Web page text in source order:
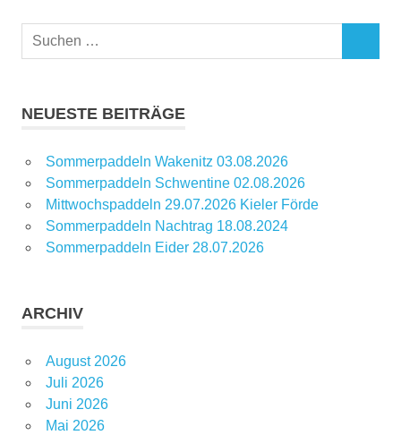
Suchen
NEUESTE BEITRÄGE
Sommerpaddeln Wakenitz 03.08.2026
Sommerpaddeln Schwentine 02.08.2026
Mittwochspaddeln 29.07.2026 Kieler Förde
Sommerpaddeln Nachtrag 18.08.2024
Sommerpaddeln Eider 28.07.2026
ARCHIV
August 2026
Juli 2026
Juni 2026
Mai 2026